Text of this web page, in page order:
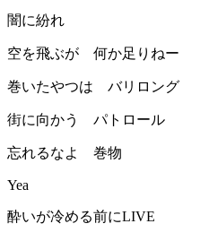
闇に紛れ
空を飛ぶが 何か足りねー
巻いたやつは バリロング
街に向かう パトロール
忘れるなよ 巻物
Yea
酔いが冷める前にLIVE